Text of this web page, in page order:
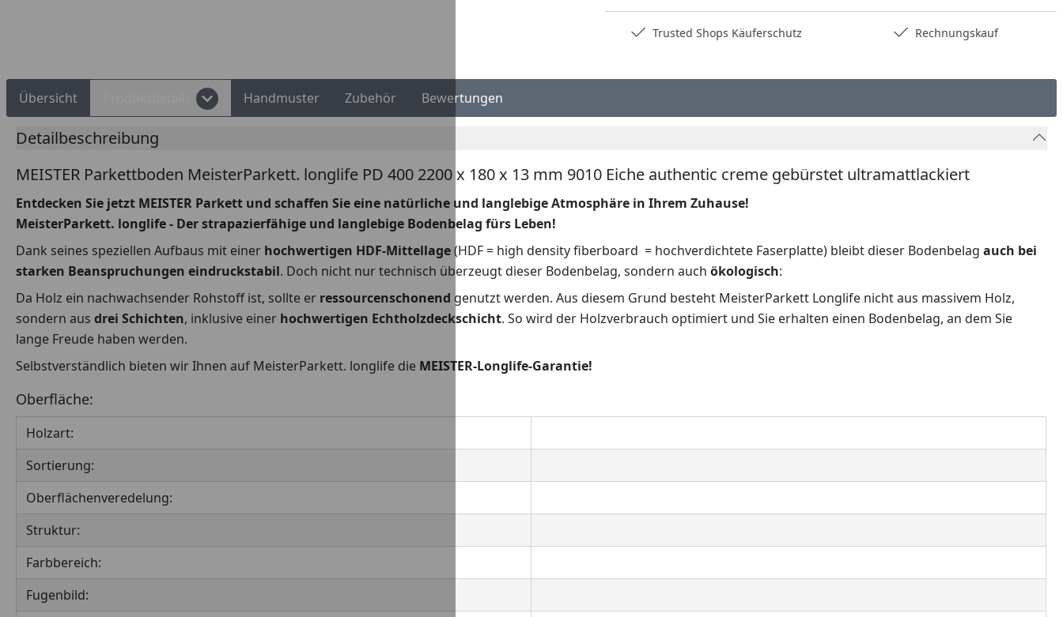
Trusted Shops Käuferschutz Rechnungskauf
Übersicht Handmuster Zubehör Bewertungen
Detailbeschreibung
MEISTER Parkettboden MeisterParkett. longlife PD 400 2200 x 180 x 13 mm 9010 Eiche authentic creme gebürstet ultramattlackiert
Entdecken Sie jetzt MEISTER Parkett und schaffen Sie eine natürliche und langlebige Atmosphäre in Ihrem Zuhause!
MeisterParkett. longlife - Der strapazierfähige und langlebige Bodenbelag fürs Leben!
Dank seines speziellen Aufbaus mit einer hochwertigen HDF-Mittellage(HDF = high density fiberboard = hochverdichtete Faserplatte) bleibt dieser Bodenbelag auch bei
starken Beanspruchungen eindruckstabil. Doch nicht nur technisch überzeugt dieser Bodenbelag, sondern auch ökologisch:
Da Holz ein nachwachsender Rohstoff ist, sollte er ressourcenschonend genutzt werden. Aus diesem Grund besteht MeisterParkett Longlife nicht aus massivem Holz,
sondern aus drei Schichten, inklusive einer hochwertigen Echtholzdeckschicht. So wird der Holzverbrauch optimiert und Sie erhalten einen Bodenbelag, an dem Sie
lange Freude haben werden.
Selbstverständlich bieten wir Ihnen auf MeisterParkett. longlife die MEISTER-Longlife-Garantie!
Oberfläche:
Holzart:
Sortierung:
Oberflächenveredelung:
Struktur:
Farbbereich:
Fugenbild: